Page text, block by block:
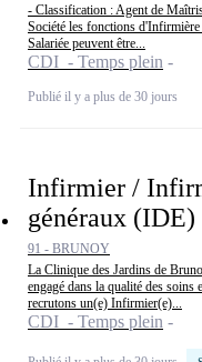
- Classification : Agent de
Société les fonctions
Salariée peuvent être...
CDI - Temps plein
Publié il y a plus de 30 jours
Infirmier /
généraux
91 - BRUNOY
La Clinique des Jardins de
engagé dans la qualité des soins
recrutons un(e) Infirmier(e)...
CDI - Temps plein